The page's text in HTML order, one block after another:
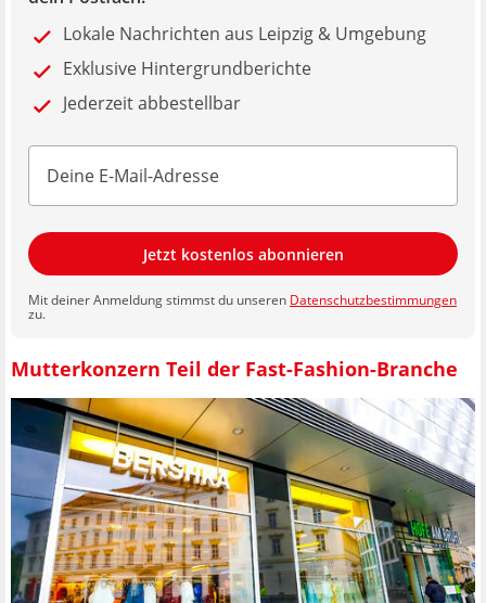
Lokale Nachrichten aus Leipzig & Umgebung
Exklusive Hintergrundberichte
Jederzeit abbestellbar
Jetzt kostenlos abonnieren
Mit deiner Anmeldung stimmst du unseren Datenschutzbestimmungen
zu.
Mutterkonzern Teil der Fast-Fashion-Branche